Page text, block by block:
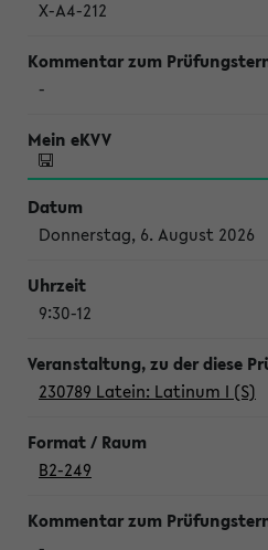
X-A4-212
-
Donnerstag, 6. August 2026
9:30-12
230789 Latein: Latinum I (S)
B2-249